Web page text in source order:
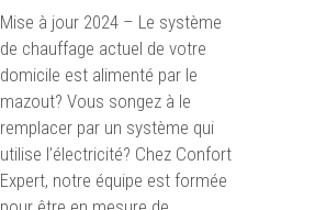
Mise à jour 2024 – Le système
de chauffage actuel de votre
domicile est alimenté par le
mazout? Vous songez à le
remplacer par un système qui
utilise l’électricité? Chez Confort
Expert, notre équipe est formée